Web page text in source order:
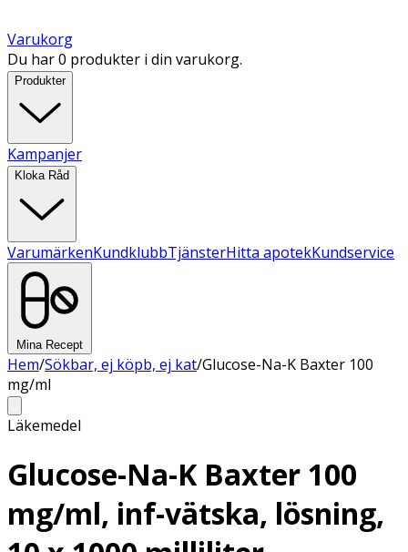
Varukorg
Du har 0 produkter i din varukorg.
Produkter
Kampanjer
Kloka Råd
VarumärkenKundklubbTjänsterHitta apotekKundservice
Mina Recept
Hem/Sökbar, ej köpb, ej kat/Glucose-Na-K Baxter 100
mg/ml
Läkemedel
Glucose-Na-K Baxter 100
mg/ml, inf-vätska, lösning,